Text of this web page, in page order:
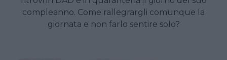
compleanno. Come rallegrargli comunque la
giornata e non farlo sentire solo?